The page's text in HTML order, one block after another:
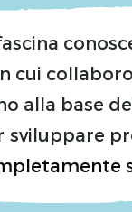
cui
alla base
sviluppare